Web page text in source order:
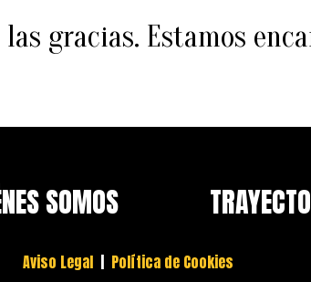
las gracias. Estamos
SOMOS
Aviso Legal | Política de Cookies